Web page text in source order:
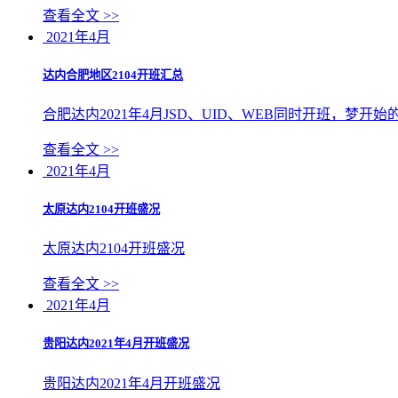
查看全文 >>
2021年4月
达内合肥地区2104开班汇总
合肥达内2021年4月JSD、UID、WEB同时开班，梦开始
查看全文 >>
2021年4月
太原达内2104开班盛况
太原达内2104开班盛况
查看全文 >>
2021年4月
贵阳达内2021年4月开班盛况
贵阳达内2021年4月开班盛况